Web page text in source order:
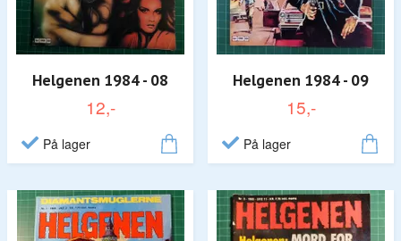
Helgenen 1984 - 08
12,-
På lager
Helgenen 1984 - 09
15,-
På lager